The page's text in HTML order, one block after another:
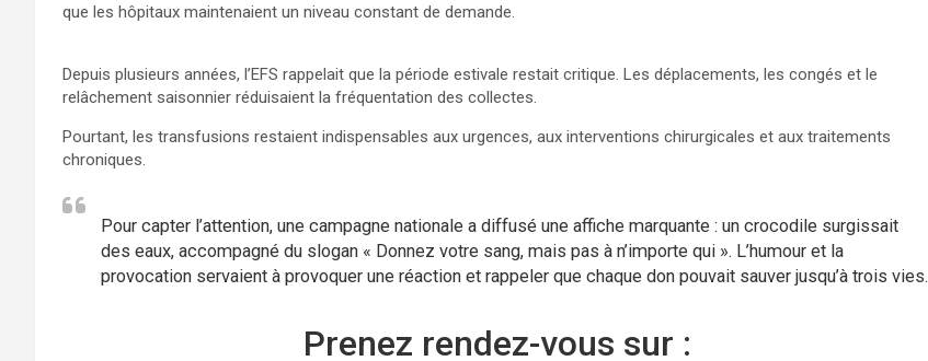
que les hôpitaux maintenaient un niveau constant de demande.
Depuis plusieurs années, l’EFS rappelait que la période estivale restait critique. Les déplacements, les congés et le
relâchement saisonnier réduisaient la fréquentation des collectes.
Pourtant, les transfusions restaient indispensables aux urgences, aux interventions chirurgicales et aux traitements
chroniques.
Pour capter l’attention, une campagne nationale a diffusé une affiche marquante : un crocodile surgissait
des eaux, accompagné du slogan « Donnez votre sang, mais pas à n’importe qui ». L’humour et la
provocation servaient à provoquer une réaction et rappeler que chaque don pouvait sauver jusqu’à trois vies.
Prenez rendez-vous sur :